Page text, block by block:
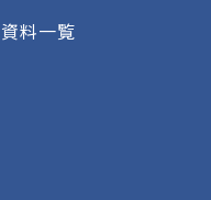
資料一覧